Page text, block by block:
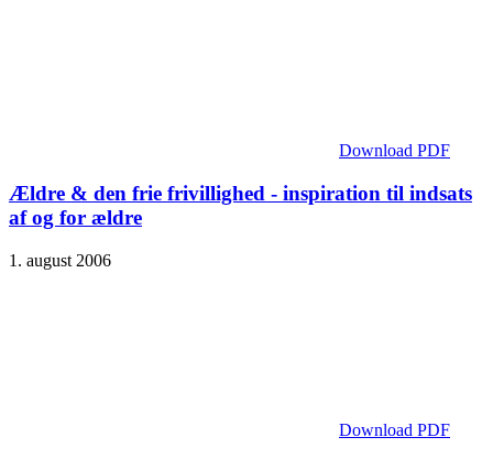
Download PDF
Ældre & den frie frivillighed - inspiration til indsats
af og for ældre
1. august 2006
Download PDF